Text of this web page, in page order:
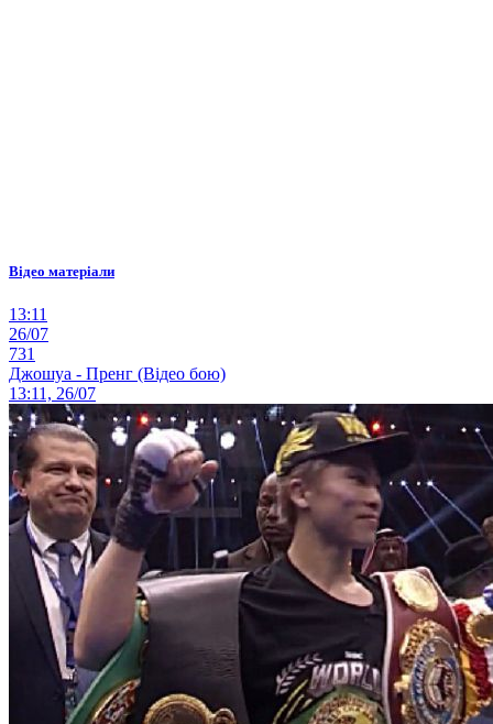
Відео матеріали
13:11
26/07
731
Джошуа - Пренг (Відео бою)
13:11, 26/07